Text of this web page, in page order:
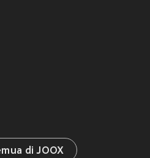
di JOOX